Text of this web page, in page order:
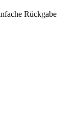
Rückgabe